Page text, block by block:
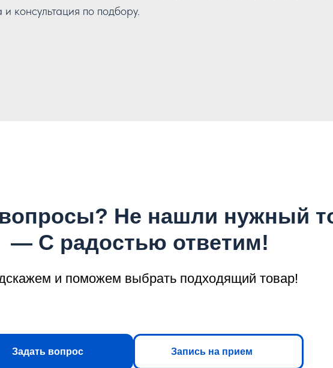
консультация по подбору.
Не нашли нужный
— С радостью ответим!
и поможем выбрать подходящий товар!
Задать вопрос Запись на прием